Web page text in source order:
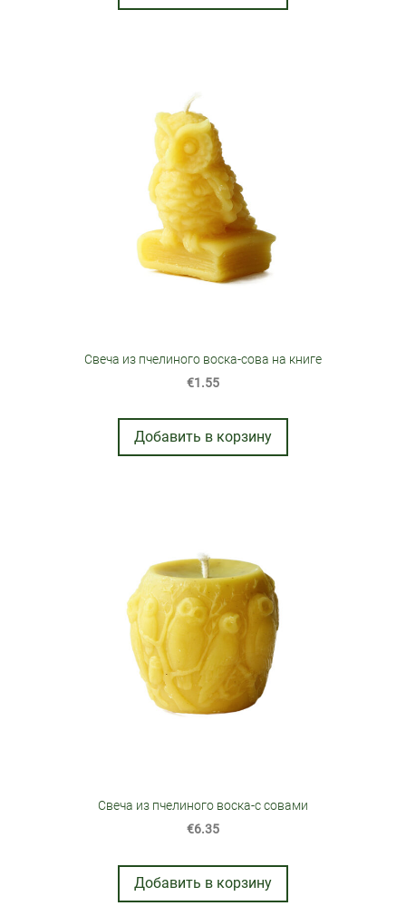
Свеча из пчелиного воска-сова на книге
€1.55
Добавить в корзину
Свеча из пчелиного воска-с совами
€6.35
Добавить в корзину